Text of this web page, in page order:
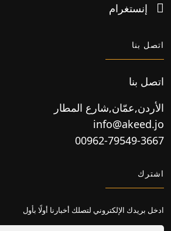
إنستغرام
اتصل بنا
اتصل بنا
الأردن,عمّان,شارع المطار
info@akeed.jo
00962-79549-3667
اشترك
ادخل بريدك الإلكتروني لتصلك أخبارنا أولًا بأول